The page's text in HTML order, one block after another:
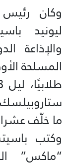
وكان
ليونيد
والإذاعة
المسلحة
ما خلّف
وكتب
“ماكس”